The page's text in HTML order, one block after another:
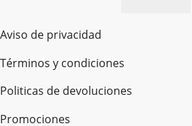
Aviso de privacidad
Términos y condiciones
Politicas de devoluciones
Promociones